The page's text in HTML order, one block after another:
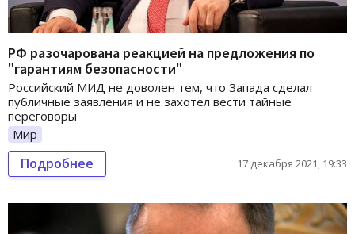
РФ разочарована реакцией на предложения по
"гарантиям безопасности"
Российский МИД не доволен тем, что Запада сделал
публичные заявления и не захотел вести тайные
переговоры
Мир
Подробнее 17 декабря 2021, 19:33